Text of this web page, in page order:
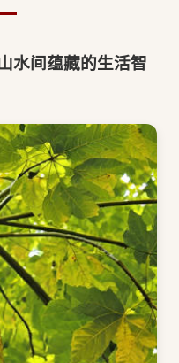
水间蕴藏的生活智